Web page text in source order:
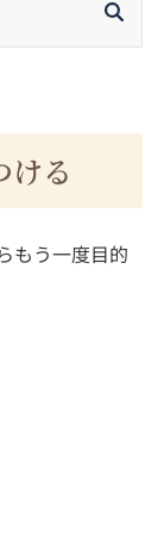
ける
もう一度目的